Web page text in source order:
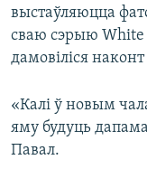
выстаўляюцца
сваю сэрыю White
дамовіліся
«Калі ў новым
яму будуць
Павал.